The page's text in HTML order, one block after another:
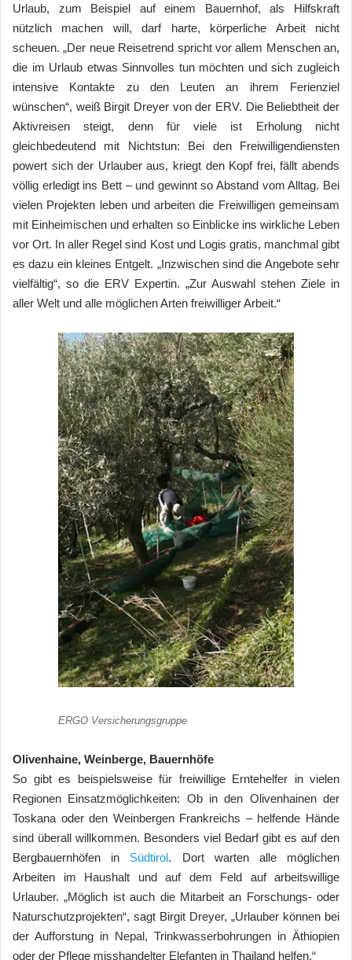
Urlaub, zum Beispiel auf einem Bauernhof, als Hilfskraft
nützlich machen will, darf harte, körperliche Arbeit nicht
scheuen. „Der neue Reisetrend spricht vor allem Menschen an,
die im Urlaub etwas Sinnvolles tun möchten und sich zugleich
intensive Kontakte zu den Leuten an ihrem Ferienziel
wünschen“, weiß Birgit Dreyer von der ERV. Die Beliebtheit der
Aktivreisen steigt, denn für viele ist Erholung nicht
gleichbedeutend mit Nichtstun: Bei den Freiwilligendiensten
powert sich der Urlauber aus, kriegt den Kopf frei, fällt abends
völlig erledigt ins Bett – und gewinnt so Abstand vom Alltag. Bei
vielen Projekten leben und arbeiten die Freiwilligen gemeinsam
mit Einheimischen und erhalten so Einblicke ins wirkliche Leben
vor Ort. In aller Regel sind Kost und Logis gratis, manchmal gibt
es dazu ein kleines Entgelt. „Inzwischen sind die Angebote sehr
vielfältig“, so die ERV Expertin. „Zur Auswahl stehen Ziele in
aller Welt und alle möglichen Arten freiwilliger Arbeit.“
ERGO Versicherungsgruppe
Olivenhaine, Weinberge, Bauernhöfe
So gibt es beispielsweise für freiwillige Erntehelfer in vielen
Regionen Einsatzmöglichkeiten: Ob in den Olivenhainen der
Toskana oder den Weinbergen Frankreichs – helfende Hände
sind überall willkommen. Besonders viel Bedarf gibt es auf den
Bergbauernhöfen in Südtirol. Dort warten alle möglichen
Arbeiten im Haushalt und auf dem Feld auf arbeitswillige
Urlauber. „Möglich ist auch die Mitarbeit an Forschungs- oder
Naturschutzprojekten“, sagt Birgit Dreyer, „Urlauber können bei
der Aufforstung in Nepal, Trinkwasserbohrungen in Äthiopien
oder der Pflege misshandelter Elefanten in Thailand helfen.“